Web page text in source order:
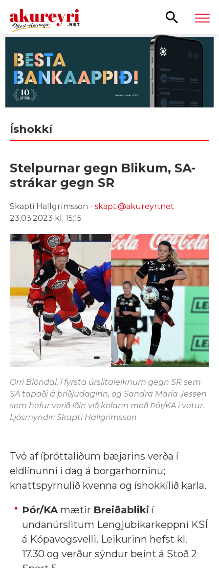
Íshokkí
Stelpurnar gegn Blikum, SA-
strákar gegn SR
Skapti Hallgrímsson - skapti@akureyri.net
23.03.2023 kl. 15:15
Orri Blöndal, í fyrsta úrslitaleiknum gegn SR sem
SA tapaði á þriðjudaginn, og Sandra María Jessen
sem hefur verið iðin við kolann með Þór/KA í vetur.
Ljósmyndir: Skapti Hallgrímsson
Tvö af íþróttaliðum bæjarins verða í
eldlínunni í dag á borgarhorninu;
knattspyrnulið kvenna og íshokkílið karla.
Þór/KAmætir Breiðabliki í
undanúrslitum Lengjubikarkeppni KSÍ
á Kópavogsvelli. Leikurinn hefst kl.
17.30 og verður sýndur beint á Stöð 2